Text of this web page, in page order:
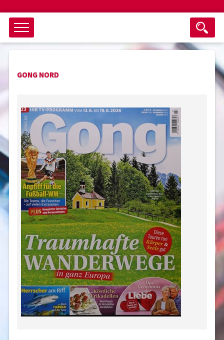
Objektsuche
als ganzes Wort suchen
keine eingestellten Titel
nur Titel im Angebot Suche zurücksetzen
Suchen
GONG NORD